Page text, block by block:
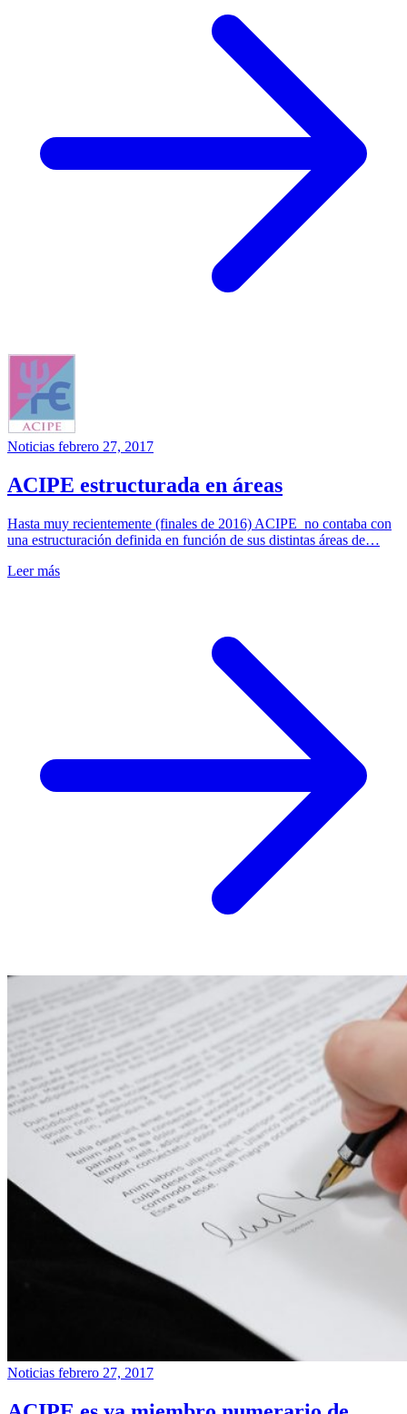
Noticias febrero 27, 2017
ACIPE estructurada en áreas
Hasta muy recientemente (finales de 2016) ACIPE no contaba con
una estructuración definida en función de sus distintas áreas de…
Leer más
Noticias febrero 27, 2017